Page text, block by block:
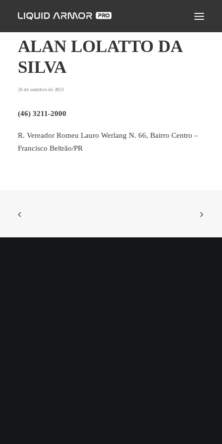
LIQUID ARMOR PRO
MODO DE APLICAÇÃO
ENCONTRE UM APLICADOR
PERGUNTAS FREQUENTES
ALAN LOLATTO DA
SILVA
26 de outubro de 2023
(46) 3211-2000
R. Vereador Romeu Lauro Werlang N. 66, Bairro Centro –
Francisco Beltrão/PR